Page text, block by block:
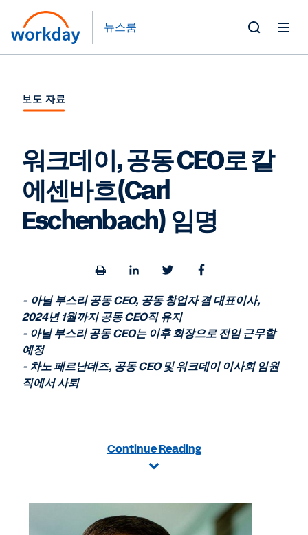
뉴스룸
보도 자료
워크데이, 공동 CEO로 칼
에센바흐(Carl
Eschenbach) 임명
Open
printable
version
of
this
page
Share
LinkedIn
Share
Twitter
Share
Facebook
- 아닐 부스리 공동CEO, 공동 창업자 겸 대표이사,
2024년1월까지 공동CEO직 유지
- 아닐 부스리 공동CEO는 이후 회장으로 전임 근무할
예정
-차노 페르난데즈, 공동CEO및 워크데이 이사회 임원
직에서 사퇴
Continue Reading